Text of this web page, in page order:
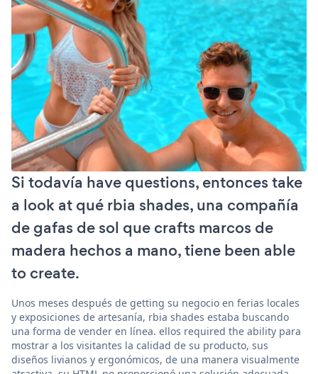
Si todavía have questions, entonces take
a look at qué rbia shades, una compañía
de gafas de sol que crafts marcos de
madera hechos a mano, tiene been able
to create.
Unos meses después de getting su negocio en ferias locales
y exposiciones de artesanía, rbia shades estaba buscando
una forma de vender en línea. ellos required the ability para
mostrar a los visitantes la calidad de su producto, sus
diseños livianos y ergonómicos, de una manera visualmente